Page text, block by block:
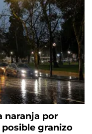
naranja por
granizo